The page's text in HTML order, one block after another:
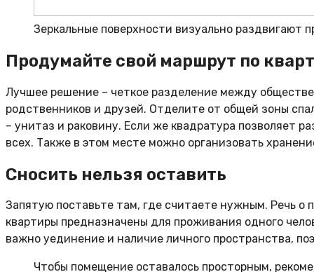
Зеркальные поверхности визуально раздвигают
Продумайте свой маршрут по
Лучшее решение – четкое разделение между
родственников и друзей. Отделите от общей зоны
– унитаз и раковину. Если же квадратура позволяет
всех. Также в этом месте можно организовать
Сносить нельзя оставить
Запятую поставьте там, где считаете нужным. Речь о
квартиры предназначены для проживания одного
важно уединение и наличие личного пространства,
Чтобы помещение оставалось просторным,